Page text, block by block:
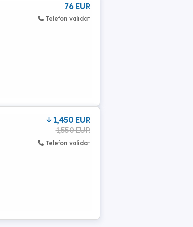
76 EUR
Telefon validat
1,450 EUR
1,550 EUR
Telefon validat